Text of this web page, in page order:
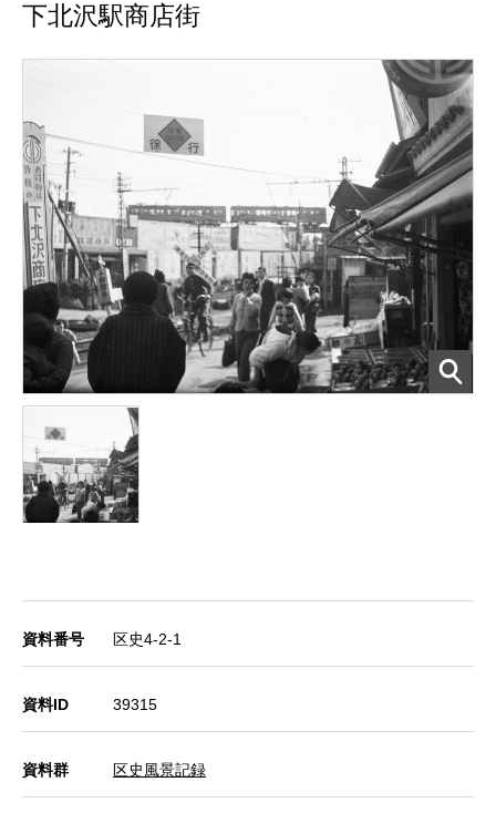
下北沢駅商店街
資料番号 区史4-2-1
資料ID 39315
資料群 区史風景記録